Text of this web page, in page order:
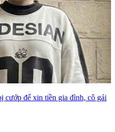
cướp để xin tiền gia đình, cô gái